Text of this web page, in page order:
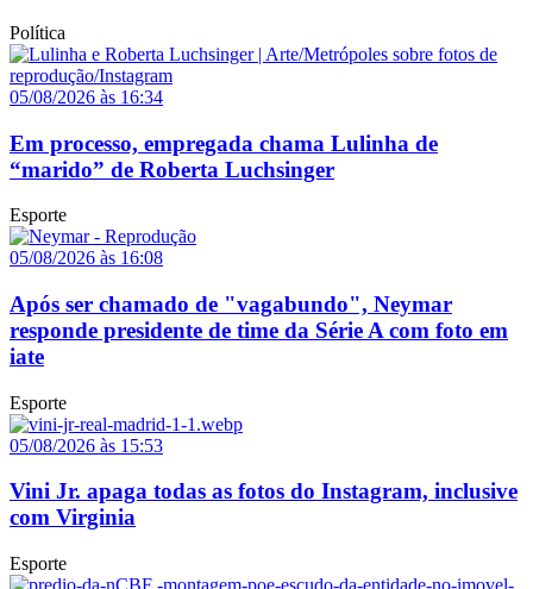
Política
05/08/2026 às 16:34
Em processo, empregada chama Lulinha de
“marido” de Roberta Luchsinger
Esporte
05/08/2026 às 16:08
Após ser chamado de "vagabundo", Neymar
responde presidente de time da Série A com foto em
iate
Esporte
05/08/2026 às 15:53
Vini Jr. apaga todas as fotos do Instagram, inclusive
com Virginia
Esporte